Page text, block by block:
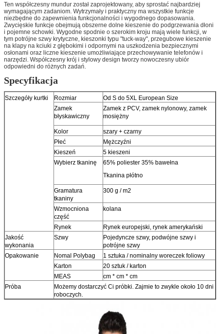
Ten współczesny mundur został zaprojektowany, aby sprostać najbardziej
wymagającym zadaniom. Wytrzymały i praktyczny ma wszystkie funkcje
niezbędne do zapewnienia funkcjonalności i wygodnego dopasowania.
Zwycięskie funkcje obejmują obszerne dolne kieszenie do podgrzewania dłoni
i pojemne schowki. Wygodne spodnie o szerokim kroju mają wiele funkcji, w
tym potrójne szwy krytyczne, kieszonki typu "tuck-way", przegubowe kieszenie
na klapy na kciuki z głębokimi i odpornymi na uszkodzenia bezpiecznymi
osłonami oraz liczne kieszenie umożliwiające przechowywanie telefonów i
narzędzi. Współczesny krój i stylowy design tworzy nowoczesny ubiór
odpowiedni do różnych zadań.
Specyfikacja
Szczegóły kurtki Rozmiar
Od S do 5XL European Size
Zamek
błyskawiczny
Zamek z PCV, zamek nylonowy, zamek
mosiężny
Kolor
szary + czarny
Płeć
Mężczyźni
Kieszeń
5 kieszeni
Wybierz tkaninę
65% poliester 35% bawełna
Tkanina płótno
Gramatura
tkaniny
300 g / m2
Wzmocniona
część
kolana
Rynek
Rynek europejski, rynek amerykański
Jakość
wykonania
Szwy
Pojedyncze szwy, podwójne szwy i
potrójne szwy
Opakowanie
Nomal Polybag
1 sztuka / nominalny woreczek foliowy
Karton
20 sztuk / karton
MEAS
cm * cm * cm
Próba
Możemy dostarczyć Ci próbki. Zajmie to zwykle około 10 dni
roboczych.